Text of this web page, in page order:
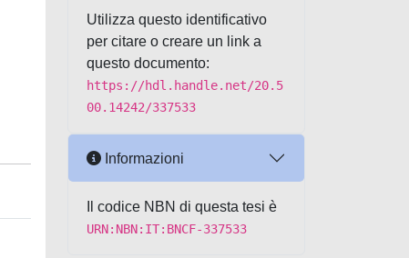
Utilizza questo identificativo
per citare o creare un link a
questo documento:
https://hdl.handle.net/20.5
00.14242/337533
Informazioni
Il codice NBN di questa tesi è
URN:NBN:IT:BNCF-337533